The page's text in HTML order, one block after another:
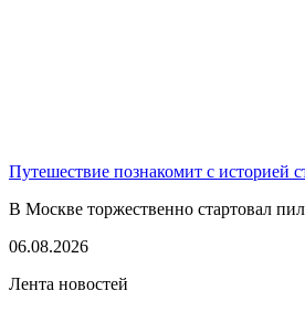
Путешествие познакомит с историей
В Москве торжественно стартовал
06.08.2026
Лента новостей